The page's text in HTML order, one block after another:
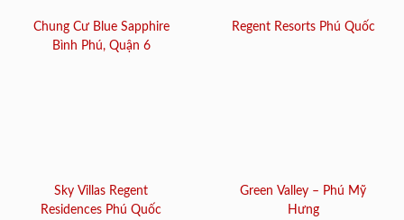
Chung Cư Blue Sapphire
Bình Phú, Quận 6
Regent Resorts Phú Quốc
Sky Villas Regent
Residences Phú Quốc
Green Valley – Phú Mỹ
Hưng